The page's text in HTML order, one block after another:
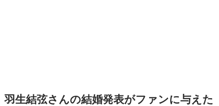
羽生結弦さんの結婚発表がファンに与えた